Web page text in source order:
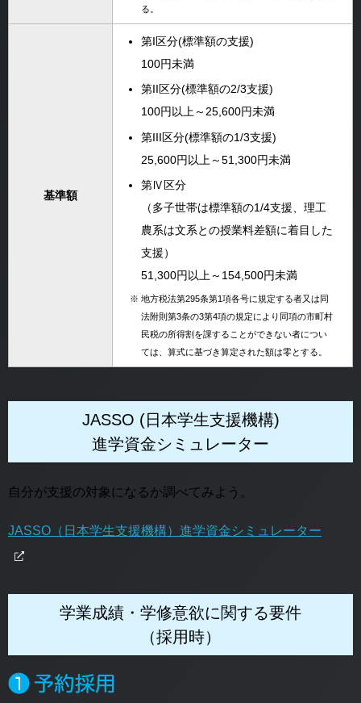
る。
基準額
第I区分(標準額の支援)
100円未満
第II区分(標準額の2/3支援)
100円以上～25,600円未満
第III区分(標準額の1/3支援)
25,600円以上～51,300円未満
第Ⅳ区分
（多子世帯は標準額の1/4支援、理工
農系は文系との授業料差額に着目した
支援）
51,300円以上～154,500円未満
※ 地方税法第295条第1項各号に規定する者又は同
法附則第3条の3第4項の規定により同項の市町村
民税の所得割を課することができない者につい
ては、算式に基づき算定された額は零とする。
JASSO (日本学生支援機構)
進学資金シミュレーター
自分が支援の対象になるか調べてみよう。
JASSO（日本学生支援機構）進学資金シミュレーター
学業成績・学修意欲に関する要件
（採用時）